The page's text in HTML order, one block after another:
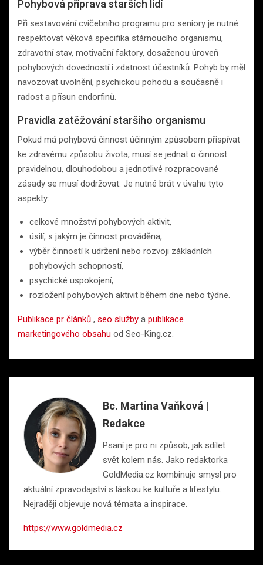
Pohybová příprava starších lidí
Při sestavování cvičebního programu pro seniory je nutné
respektovat věková specifika stárnoucího organismu,
zdravotní stav, motivační faktory, dosaženou úroveň
pohybových dovedností i zdatnost účastníků. Pohyb by měl
navozovat uvolnění, psychickou pohodu a současně i
radost a přísun endorfinů.
Pravidla zatěžování staršího organismu
Pokud má pohybová činnost účinným způsobem přispívat
ke zdravému způsobu života, musí se jednat o činnost
pravidelnou, dlouhodobou a jednotlivé rozpracované
zásady se musí dodržovat. Je nutné brát v úvahu tyto
aspekty:
celkové množství pohybových aktivit,
úsilí, s jakým je činnost prováděna,
výběr činností k udržení nebo rozvoji základních
pohybových schopností,
psychické uspokojení,
rozložení pohybových aktivit během dne nebo týdne.
Publikace pr článků , seo služby a publikace
marketingového obsahu od Seo-King.cz.
Bc. Martina Vaňková |
Redakce
Psaní je pro ni způsob, jak sdílet
svět kolem nás. Jako redaktorka
GoldMedia.cz kombinuje smysl pro
aktuální zpravodajství s láskou ke kultuře a lifestylu.
Nejraději objevuje nová témata a inspirace.
https://www.goldmedia.cz